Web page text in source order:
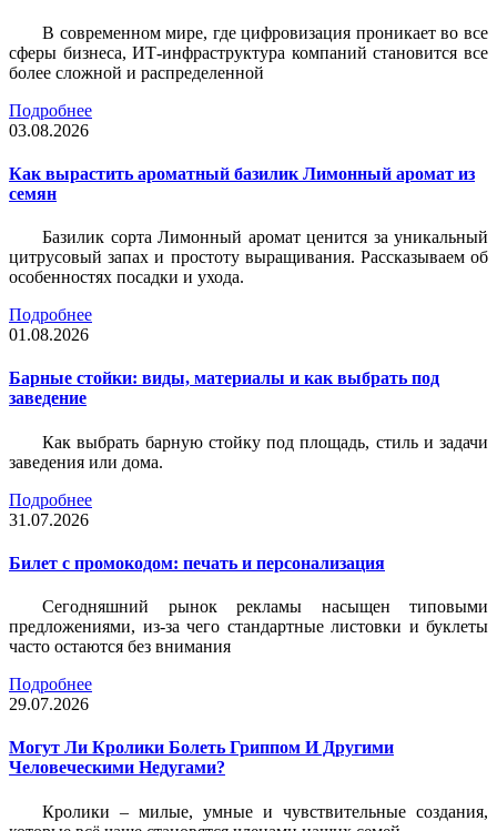
В современном мире, где цифровизация проникает во все
сферы бизнеса, ИТ-инфраструктура компаний становится все
более сложной и распределенной
Подробнее
03.08.2026
Как вырастить ароматный базилик Лимонный аромат из
семян
Базилик сорта Лимонный аромат ценится за уникальный
цитрусовый запах и простоту выращивания. Рассказываем об
особенностях посадки и ухода.
Подробнее
01.08.2026
Барные стойки: виды, материалы и как выбрать под
заведение
Как выбрать барную стойку под площадь, стиль и задачи
заведения или дома.
Подробнее
31.07.2026
Билет c промокодом: печать и персонализация
Сегодняшний рынок рекламы насыщен типовыми
предложениями, из-за чего стандартные листовки и буклеты
часто остаются без внимания
Подробнее
29.07.2026
Могут Ли Кролики Болеть Гриппом И Другими
Человеческими Недугами?
Кролики – милые, умные и чувствительные создания,